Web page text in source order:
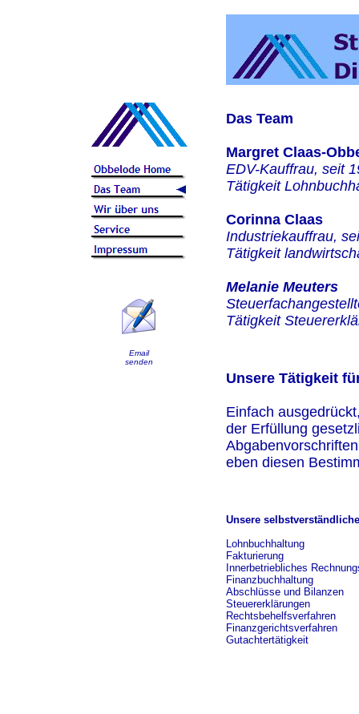
Email
senden
Das Team
Margret Claas-
EDV-Kauffrau, seit
Tätigkeit
Corinna Claas
Industriekauffrau,
Tätigkeit
Melanie Meuters
Tätigkeit
Unsere Tätigkeit
Einfach
der Erfüllung
eben diesen
Unsere
Lohnbuchhaltung
Fakturierung
Innerbetriebliches
Finanzbuchhaltung
Abschlüsse und Bilanzen
Steuererklärungen
Rechtsbehelfsverfahren
Finanzgerichtsverfahren
Gutachtertätigkeit